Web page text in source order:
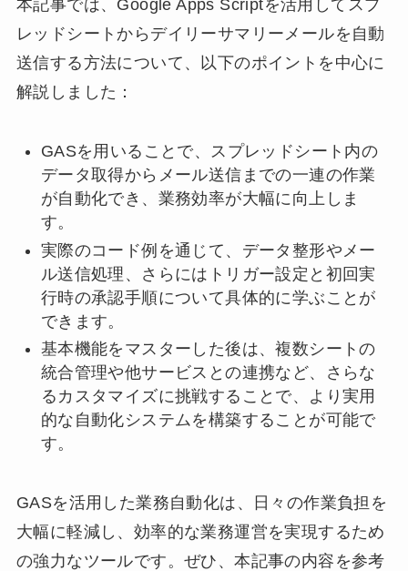
本記事では、Google Apps Scriptを活用してスプ
レッドシートからデイリーサマリーメールを自動
送信する方法について、以下のポイントを中心に
解説しました：
GASを用いることで、スプレッドシート内の
データ取得からメール送信までの一連の作業
が自動化でき、業務効率が大幅に向上しま
す。
実際のコード例を通じて、データ整形やメー
ル送信処理、さらにはトリガー設定と初回実
行時の承認手順について具体的に学ぶことが
できます。
基本機能をマスターした後は、複数シートの
統合管理や他サービスとの連携など、さらな
るカスタマイズに挑戦することで、より実用
的な自動化システムを構築することが可能で
す。
GASを活用した業務自動化は、日々の作業負担を
大幅に軽減し、効率的な業務運営を実現するため
の強力なツールです。ぜひ、本記事の内容を参考